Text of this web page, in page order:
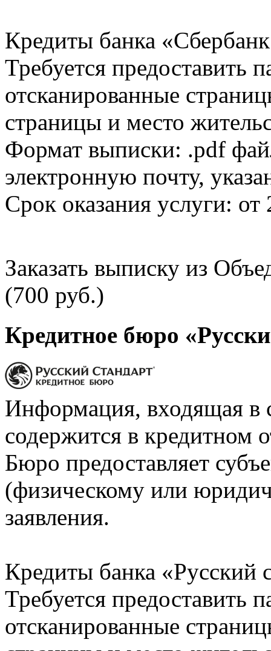
Кредиты банка
Требуется предоставить
отсканированные
страницы и место
Формат выписки: .pdf
электронную почту,
Срок оказания услуги: от
Заказать выписку из
(700 руб.)
Кредитное бюро
Информация, входящая в
содержится в кредитном
Бюро предоставляет
(физическому или
заявления.
Кредиты банка «Русский
Требуется предоставить
отсканированные